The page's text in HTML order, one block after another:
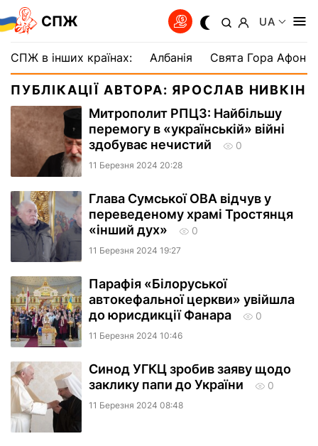
СПЖ UA
СПЖ в інших країнах: Албанія Свята Гора Афон
ПУБЛІКАЦІЇ АВТОРА: ЯРОСЛАВ НИВКІН
Митрополит РПЦЗ: Найбільшу
перемогу в «українській» війні
здобуває нечистий
0
11 Березня 2024 20:28
Глава Сумської ОВА відчув у
переведеному храмі Тростянця
«інший дух»
0
11 Березня 2024 19:27
Парафія «Білоруської
автокефальної церкви» увійшла
до юрисдикції Фанара
0
11 Березня 2024 10:46
Синод УГКЦ зробив заяву щодо
заклику папи до України
0
11 Березня 2024 08:48